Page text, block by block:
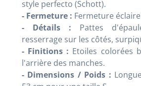
style perfecto (Schott).
- Fermeture : Fermeture
- Détails : Pattes
resserrage sur les côtés,
- Finitions : Etoiles colorées
l'arrière des manches.
- Dimensions / Poids :